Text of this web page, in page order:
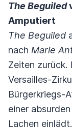
The Beguiled
Amputiert
The Beguiled
nach Marie
Zeiten zurück.
Versailles-
Bürgerkriegs-
einer
Lachen